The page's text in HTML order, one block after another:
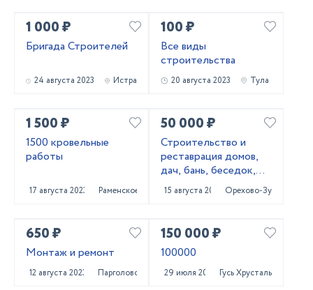
1 000 ₽
Бригада Строителей
24 августа 2023 Истра
100 ₽
Все виды
строительства
20 августа 2023 Тула
1 500 ₽
1500 кровельные
работы
17 августа 2023 Раменское
50 000 ₽
Строительство и
реставрация домов,
дач, бань, беседок,
мансард, веранд
15 августа 2023 Орехово-Зуево
650 ₽
Монтаж и ремонт
12 августа 2023 Парголово
150 000 ₽
100000
29 июля 2023 Гусь Хрустальный